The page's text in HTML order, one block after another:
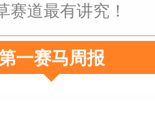
赛道最有讲究！
一赛马周报